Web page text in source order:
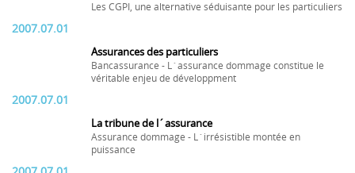
Les CGPI, une alternative séduisante pour les particuliers
2007.07.01
Assurances des particuliers
Bancassurance - L´assurance dommage constitue le
véritable enjeu de développment
2007.07.01
La tribune de l´assurance
Assurance dommage - L´irrésistible montée en
puissance